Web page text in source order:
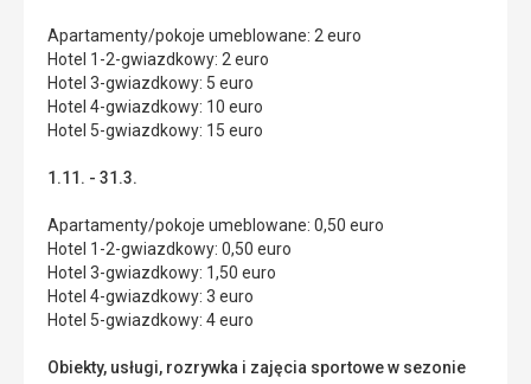
Apartamenty/pokoje umeblowane: 2 euro
Hotel 1-2-gwiazdkowy: 2 euro
Hotel 3-gwiazdkowy: 5 euro
Hotel 4-gwiazdkowy: 10 euro
Hotel 5-gwiazdkowy: 15 euro
1.11. - 31.3.
Apartamenty/pokoje umeblowane: 0,50 euro
Hotel 1-2-gwiazdkowy: 0,50 euro
Hotel 3-gwiazdkowy: 1,50 euro
Hotel 4-gwiazdkowy: 3 euro
Hotel 5-gwiazdkowy: 4 euro
Obiekty, usługi, rozrywka i zajęcia sportowe w sezonie